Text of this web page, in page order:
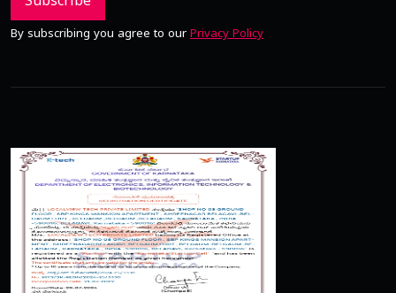
By subscribing you agree to our Privacy Policy